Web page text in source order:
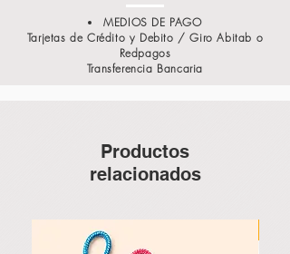
MEDIOS DE PAGO
Tarjetas de Crédito y Debito / Giro Abitab o
Redpagos
Transferencia Bancaria
Productos
relacionados